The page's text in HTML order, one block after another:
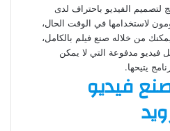
لتصميم الفيديو باحتراف لدى
لاستخدامها في الوقت الحال،
من خلاله صنع فيلم بالكامل،
فيديو مدفوعة التي لا يمكن
يتيحها.
فيديو